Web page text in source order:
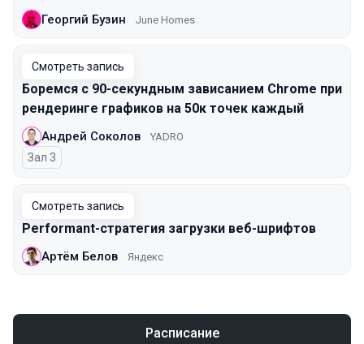
Георгий Бузин June Homes
Смотреть запись
Боремся с 90-секундным зависанием Chrome при
рендеринге графиков на 50к точек каждый
Андрей Соколов YADRO
Зал 3
Смотреть запись
Performant-стратегия загрузки веб-шрифтов
Артём Белов Яндекс
Расписание